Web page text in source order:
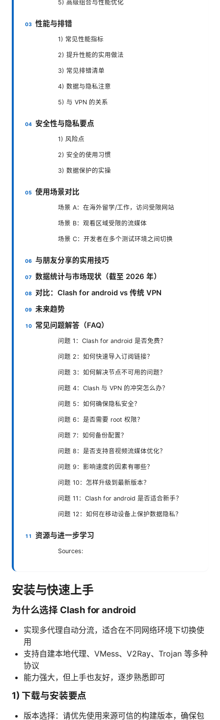
5) 高级组合与性能优化
性能与排错
1) 常见性能指标
2) 提升性能的实用做法
3) 常见排错清单
4) 数据与隐私注意
5) 与 VPN 的关系
安全性与隐私要点
1) 风险点
2) 安全的使用习惯
3) 数据保护的实操
使用场景对比
场景 A：在海外留学/工作，访问受限网站
场景 B：观看区域受限的流媒体
场景 C：开发者在多个测试环境之间切换
与朋友分享的实用技巧
数据统计与市场现状（截至 2026 年）
对比：Clash for android vs 传统 VPN
未来趋势
常见问题解答（FAQ）
问题 1：Clash for android 是否免费？
问题 2：如何快速导入订阅链接？
问题 3：如何解决节点不可用的问题？
问题 4：Clash 与 VPN 的冲突怎么办？
问题 5：如何确保隐私安全？
问题 6：是否需要 root 权限？
问题 7：如何备份配置？
问题 8：是否支持音视频流媒体优化？
问题 9：影响速度的因素有哪些？
问题 10：怎样升级到最新版本？
问题 11：Clash for android 是否适合新手？
问题 12：如何在移动设备上保护数据隐私？
资源与进一步学习
Sources:
安装与快速上手
为什么选择 Clash for android
实现多代理自动分流，适合在不同网络环境下切换使
用
支持自建本地代理、VMess、V2Ray、Trojan 等多种
协议
能力强大，但上手也友好，逐步熟悉即可
1) 下载与安装要点
版本选择：请优先使用来源可信的构建版本，确保包